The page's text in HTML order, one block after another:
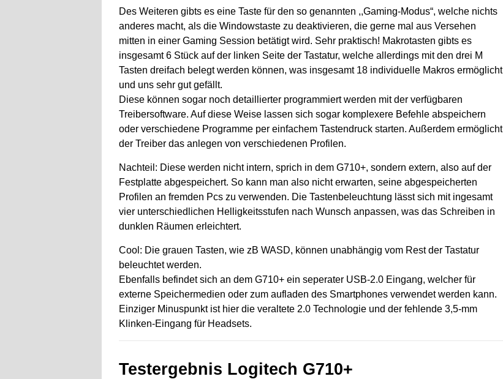
Des Weiteren gibts es eine Taste für den so genannten ,,Gaming-Modus“, welche nichts
anderes macht, als die Windowstaste zu deaktivieren, die gerne mal aus Versehen
mitten in einer Gaming Session betätigt wird. Sehr praktisch! Makrotasten gibts es
insgesamt 6 Stück auf der linken Seite der Tastatur, welche allerdings mit den drei M
Tasten dreifach belegt werden können, was insgesamt 18 individuelle Makros ermöglicht
und uns sehr gut gefällt.
Diese können sogar noch detaillierter programmiert werden mit der verfügbaren
Treibersoftware. Auf diese Weise lassen sich sogar komplexere Befehle abspeichern
oder verschiedene Programme per einfachem Tastendruck starten. Außerdem ermöglicht
der Treiber das anlegen von verschiedenen Profilen.
Nachteil: Diese werden nicht intern, sprich in dem G710+, sondern extern, also auf der
Festplatte abgespeichert. So kann man also nicht erwarten, seine abgespeicherten
Profilen an fremden Pcs zu verwenden. Die Tastenbeleuchtung lässt sich mit ingesamt
vier unterschiedlichen Helligkeitsstufen nach Wunsch anpassen, was das Schreiben in
dunklen Räumen erleichtert.
Cool: Die grauen Tasten, wie zB WASD, können unabhängig vom Rest der Tastatur
beleuchtet werden.
Ebenfalls befindet sich an dem G710+ ein seperater USB-2.0 Eingang, welcher für
externe Speichermedien oder zum aufladen des Smartphones verwendet werden kann.
Einziger Minuspunkt ist hier die veraltete 2.0 Technologie und der fehlende 3,5-mm
Klinken-Eingang für Headsets.
Testergebnis Logitech G710+